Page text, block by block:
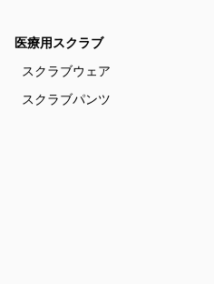
医療用スクラブ
スクラブウェア
スクラブパンツ